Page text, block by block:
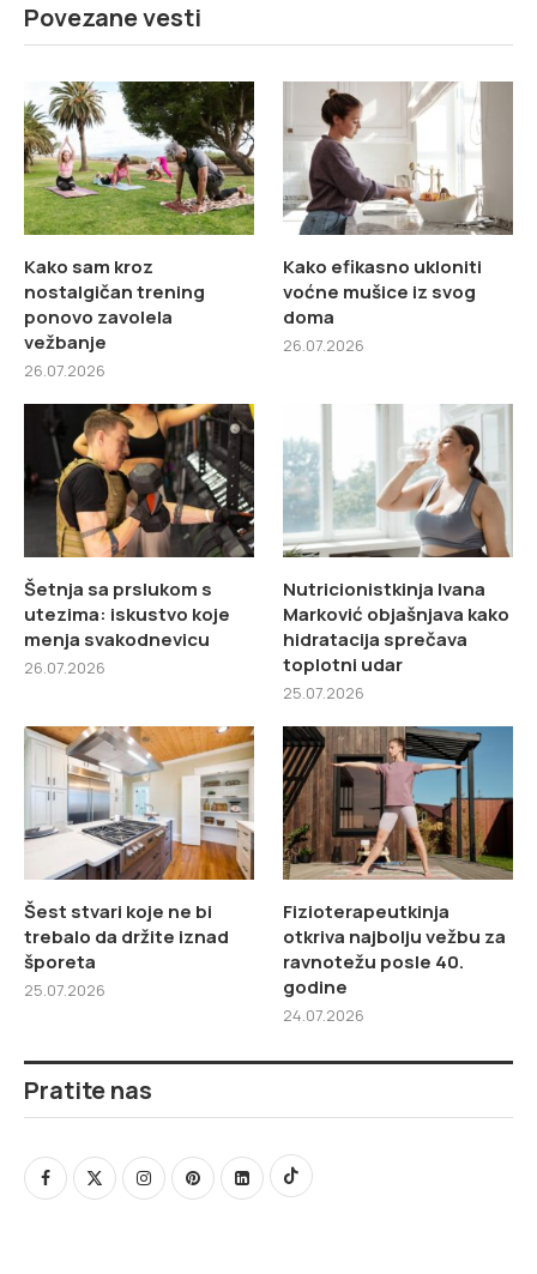
Povezane vesti
Kako sam kroz
nostalgičan trening
ponovo zavolela
vežbanje
26.07.2026
Kako efikasno ukloniti
voćne mušice iz svog
doma
26.07.2026
Šetnja sa prslukom s
utezima: iskustvo koje
menja svakodnevicu
26.07.2026
Nutricionistkinja Ivana
Marković objašnjava kako
hidratacija sprečava
toplotni udar
25.07.2026
Šest stvari koje ne bi
trebalo da držite iznad
šporeta
25.07.2026
Fizioterapeutkinja
otkriva najbolju vežbu za
ravnotežu posle 40.
godine
24.07.2026
Pratite nas